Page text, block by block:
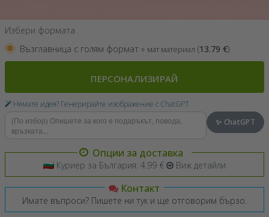
Избери формата
Възглавница с голям формат » мат материал (13.79 €)
ПЕРСОНАЛИЗИРАЙ
Нямате идея? Генерирайте изображение с ChatGPT
✨ ChatGPT
Опции за доставка
Куриер за България: 4.99 € Виж детайли
Контакт
Имате въпроси? Пишете ни тук и ще отговорим бързо.